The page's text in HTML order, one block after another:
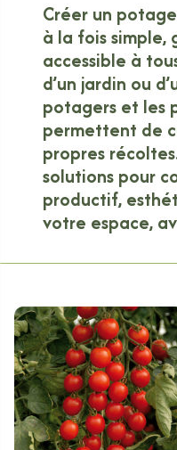
Créer un
à la fois
accessible à
d’un jardin ou
potagers et les
permettent de
propres
solutions pour
productif,
votre espace,